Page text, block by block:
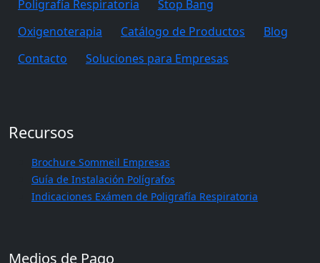
Poligrafía Respiratoria
Stop Bang
Oxigenoterapia
Catálogo de Productos
Blog
Contacto
Soluciones para Empresas
Recursos
Brochure Sommeil Empresas
Guía de Instalación Polígrafos
Indicaciones Exámen de Poligrafía Respiratoria
Medios de Pago